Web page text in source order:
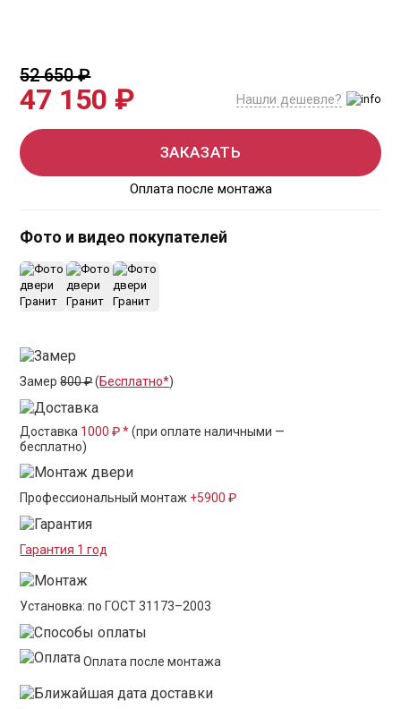
52 650 ₽
47 150 ₽ Нашли дешевле?
ЗАКАЗАТЬ
Оплата после монтажа
Фото и видео покупателей
Замер800 ₽(Бесплатно*)
Доставка 1000 ₽ *(при оплате наличными —
бесплатно)
Профессиональный монтаж +5900 ₽
Гарантия 1 год
Установка: по ГОСТ 31173–2003
Оплата после монтажа